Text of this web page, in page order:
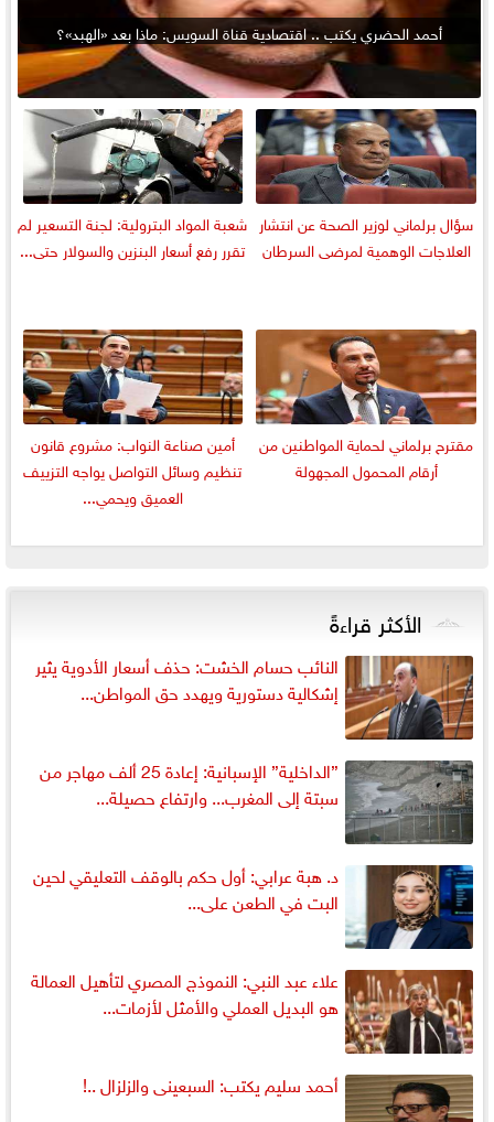
أحمد الحضري يكتب .. اقتصادية قناة السويس: ماذا بعد «الهبد»؟
سؤال برلماني لوزير الصحة عن انتشار
العلاجات الوهمية لمرضى السرطان
شعبة المواد البترولية: لجنة التسعير لم
تقرر رفع أسعار البنزين والسولار حتى...
مقترح برلماني لحماية المواطنين من
أرقام المحمول المجهولة
أمين صناعة النواب: مشروع قانون
تنظيم وسائل التواصل يواجه التزييف
العميق ويحمي...
الأكثر قراءةً
النائب حسام الخشت: حذف أسعار الأدوية يثير
إشكالية دستورية ويهدد حق المواطن...
”الداخلية” الإسبانية: إعادة 25 ألف مهاجر من
سبتة إلى المغرب... وارتفاع حصيلة...
د. هبة عرابي: أول حكم بالوقف التعليقي لحين
البت في الطعن على...
علاء عبد النبي: النموذج المصري لتأهيل العمالة
هو البديل العملي والأمثل لأزمات...
أحمد سليم يكتب: السبعينى والزلزال ..!